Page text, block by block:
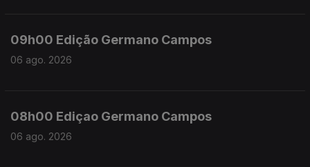
09h00 Edição Germano Campos
06 ago. 2026
08h00 Ediçao Germano Campos
06 ago. 2026